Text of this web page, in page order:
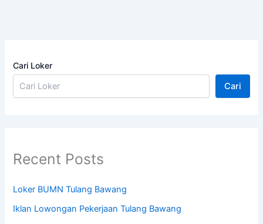
Cari Loker
Cari
Recent Posts
Loker BUMN Tulang Bawang
Iklan Lowongan Pekerjaan Tulang Bawang